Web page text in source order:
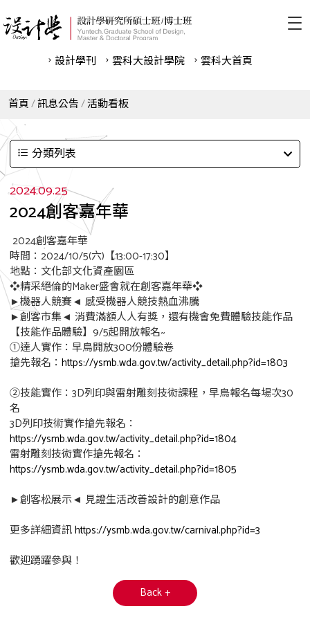
設計學刊 雲科⼤設計學院 雲科⼤首頁
首頁 訊息公告 活動看板
分類列表
2024.09.25
2024創客嘉年華
2024創客嘉年華
時間：2024/10/5(六)【13:00-17:30】
地點：文化部文化資產園區
❖精采絕倫的Maker盛會就在創客嘉年華❖
►機器人競賽◄ 感受機器人競技熱血沸騰
►創客市集◄ 消費滿額人人有獎，還有機會免費體驗技能作品
【技能作品體驗】9/5起開放報名~
➀達人實作：早鳥開放300份體驗卷
搶先報名： https://ysmb.wda.gov.tw/activity_detail.php?id=1803
➁技能實作：3D列印與雷射雕刻技術課程，早鳥報名每場次30
名
3D列印技術實作搶先報名：
https://ysmb.wda.gov.tw/activity_detail.php?id=1804
雷射雕刻技術實作搶先報名：
https://ysmb.wda.gov.tw/activity_detail.php?id=1805
►創客松展示◄ 見證生活改善設計的創意作品
更多詳細資訊https://ysmb.wda.gov.tw/carnival.php?id=3
歡迎踴躍參與！
Back +